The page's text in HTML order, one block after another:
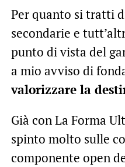
Per quanto si tratti
secondarie e
punto di vista del
a mio avviso di
valorizzare la
Già con La Forma
spinto molto sulle
componente open